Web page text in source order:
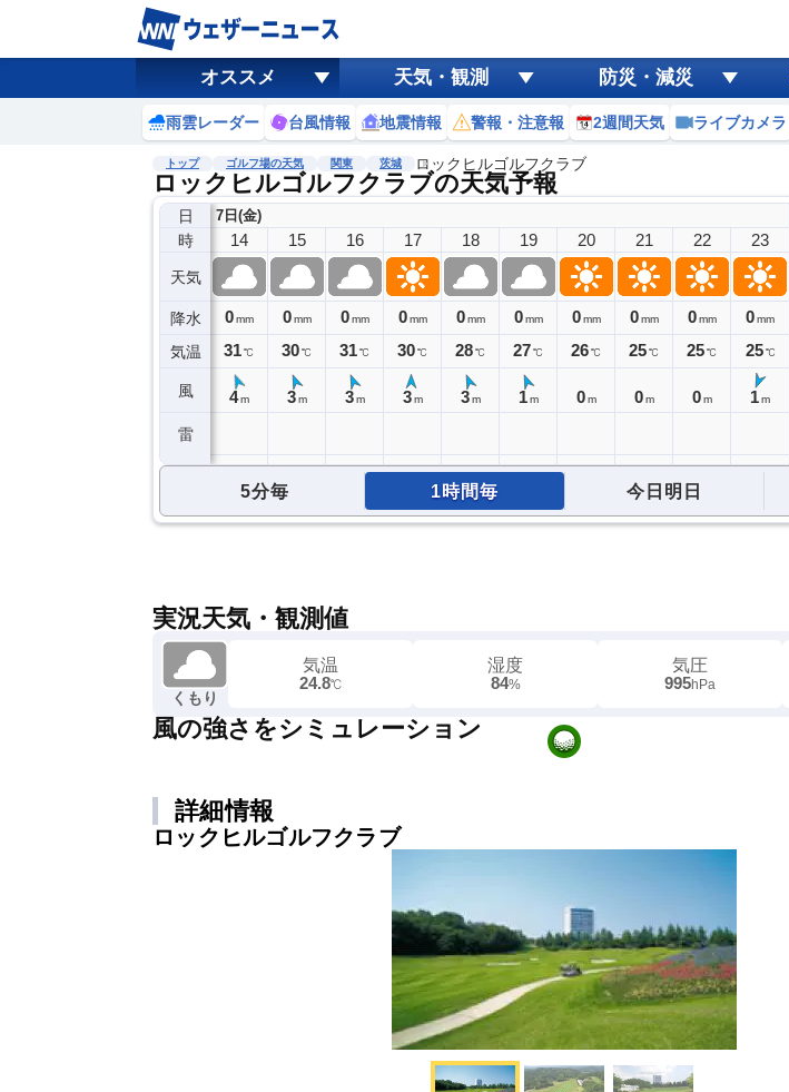
オススメ 天気・観測 防災・減災
雨雲レーダー 台風情報 地震情報 警報・注意報 2週間天気 ライブカメラ
トップ ゴルフ場の天気 関東 茨城 ロックヒルゴルフクラブ
ロックヒルゴルフクラブの天気予報
日
時
天気
降水
気温
風
雷
7日(金)
14
0 mm
31℃
4 m
15
0 mm
30℃
3 m
16
0 mm
31℃
3 m
17
0 mm
30℃
3 m
18
0 mm
28℃
3 m
19
0 mm
27℃
1 m
20
0 mm
26℃
0 m
21
0 mm
25℃
0 m
22
0 mm
25℃
0 m
23
0mm
25 ℃
1m
5分毎 1時間毎 今日明日
実況天気・観測値
くもり
気温
24.8℃
湿度
84%
気圧
995hPa
風の強さをシミュレーション
詳細情報
ロックヒルゴルフクラブ